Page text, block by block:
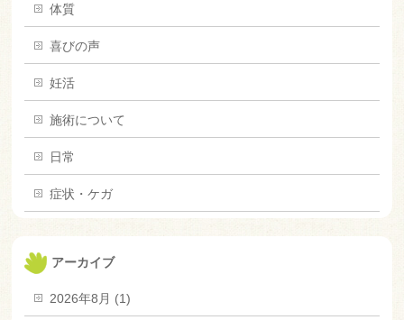
体質
喜びの声
妊活
施術について
日常
症状・ケガ
アーカイブ
2026年8月 (1)